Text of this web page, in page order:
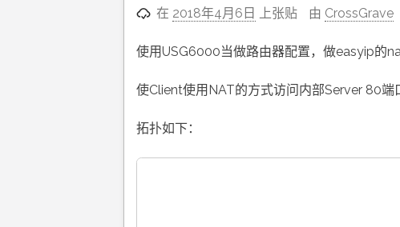
在 2018年4月6日 上张贴 由 CrossGrave
使用USG6000当做路由器配置，做easyip的
使Client使用NAT的方式访问内部Server 80端
拓扑如下：